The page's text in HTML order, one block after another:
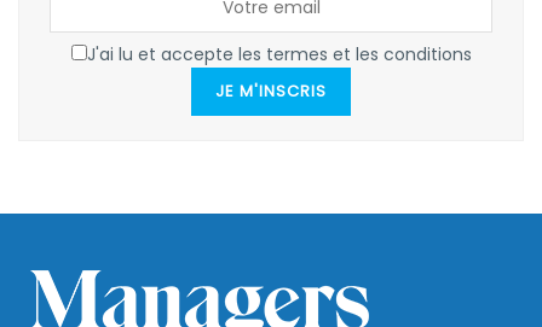
J'ai lu et accepte les termes et les conditions
JE M'INSCRIS